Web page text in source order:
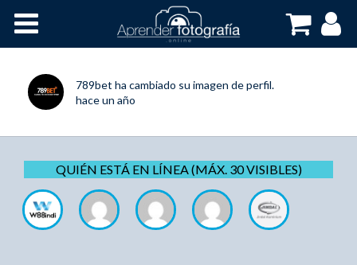
Cursos OnLine
789bet ha cambiado su imagen de perfil.
hace un año
QUIÉN ESTÁ EN LÍNEA (MÁX. 30 VISIBLES)